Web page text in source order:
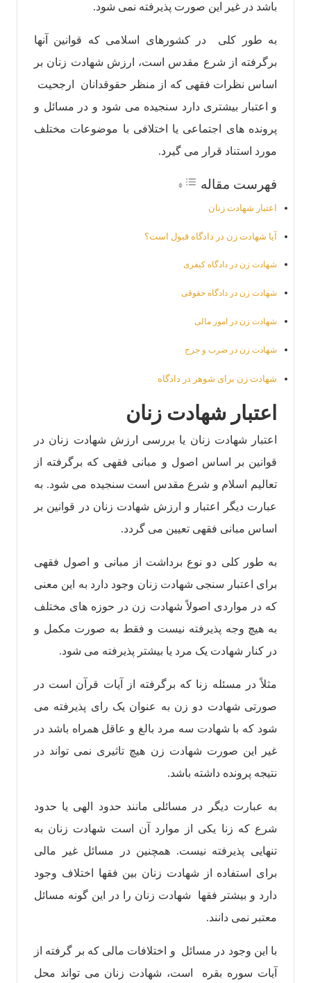
باشد در غیر این صورت پذیرفته نمی شود.
به طور کلی در کشورهای اسلامی که قوانین آنها
برگرفته از شرع مقدس است، ارزش شهادت زنان بر
اساس نظرات فقهی که از منظر حقوقدانان ارجحیت
و اعتبار بیشتری دارد سنجیده می شود و در مسائل و
پرونده های اجتماعی یا اختلافی با موضوعات مختلف
مورد استناد قرار می گیرد.
فهرست مقاله
اعتبار شهادت زنان
آیا شهادت زن در دادگاه قبول است؟
شهادت زن در دادگاه کیفری
شهادت زن در دادگاه حقوقی
شهادت زن در امور مالی
شهادت زن در ضرب و جرح
شهادت زن برای شوهر در دادگاه
اعتبار شهادت زنان
اعتبار شهادت زنان یا بررسی ارزش شهادت زنان در
قوانین بر اساس اصول و مبانی فقهی که برگرفته از
تعالیم اسلام و شرع مقدس است سنجیده می شود. به
عبارت دیگر اعتبار و ارزش شهادت زنان در قوانین بر
اساس مبانی فقهی تعیین می گردد.
به طور کلی دو نوع برداشت از مبانی و اصول فقهی
برای اعتبار سنجی شهادت زنان وجود دارد به این معنی
که در مواردی اصولاً شهادت زن در حوزه های مختلف
به هیچ وجه پذیرفته نیست و فقط به صورت مکمل و
در کنار شهادت یک مرد یا بیشتر پذیرفته می شود.
مثلاً در مسئله زنا که برگرفته از آیات قرآن است در
صورتی شهادت دو زن به عنوان یک رای پذیرفته می
شود که با شهادت سه مرد بالغ و عاقل همراه باشد در
غیر این صورت شهادت زن هیچ تاثیری نمی تواند در
نتیجه پرونده داشته باشد.
به عبارت دیگر در مسائلی مانند حدود الهی یا حدود
شرع که زنا یکی از موارد آن است شهادت زنان به
تنهایی پذیرفته نیست. همچنین در مسائل غیر مالی
برای استفاده از شهادت زنان بین فقها اختلاف وجود
دارد و بیشتر فقها شهادت زنان را در این گونه مسائل
معتبر نمی دانند.
با این وجود در مسائل و اختلافات مالی که بر گرفته از
آیات سوره بقره است، شهادت زنان می تواند محل